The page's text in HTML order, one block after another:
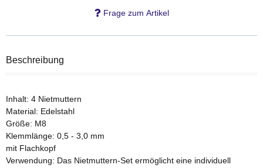
Frage zum Artikel
Beschreibung
Inhalt: 4 Nietmuttern
Material: Edelstahl
Größe: M8
Klemmlänge: 0,5 - 3,0 mm
mit Flachkopf
Verwendung: Das Nietmuttern-Set ermöglicht eine individuell